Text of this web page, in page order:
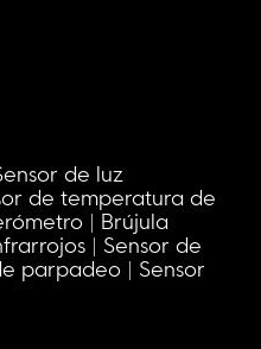
de luz
de temperatura de
| Brújula
| Sensor de
parpadeo | Sensor